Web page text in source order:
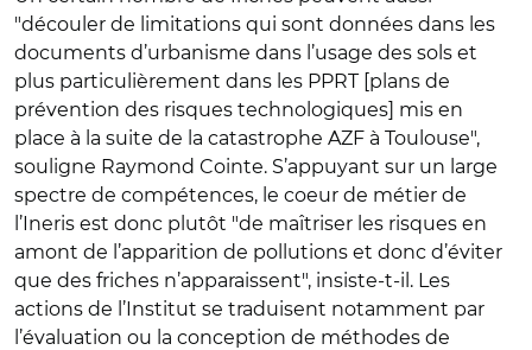
"découler de limitations qui sont données dans les
documents d’urbanisme dans l’usage des sols et
plus particulièrement dans les PPRT [plans de
prévention des risques technologiques] mis en
place à la suite de la catastrophe AZF à Toulouse",
souligne Raymond Cointe. S’appuyant sur un large
spectre de compétences, le coeur de métier de
l’Ineris est donc plutôt "de maîtriser les risques en
amont de l’apparition de pollutions et donc d’éviter
que des friches n’apparaissent", insiste-t-il. Les
actions de l’Institut se traduisent notamment par
l’évaluation ou la conception de méthodes de